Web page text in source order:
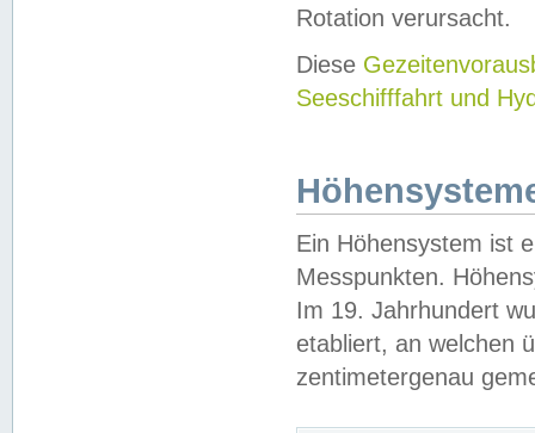
Rotation verursacht.
Diese
Seeschifffahrt und
Ein Höhensystem ist
Messpunkten.
Im 19. Jahrhundert
etabliert, an welchen
zentimetergenau